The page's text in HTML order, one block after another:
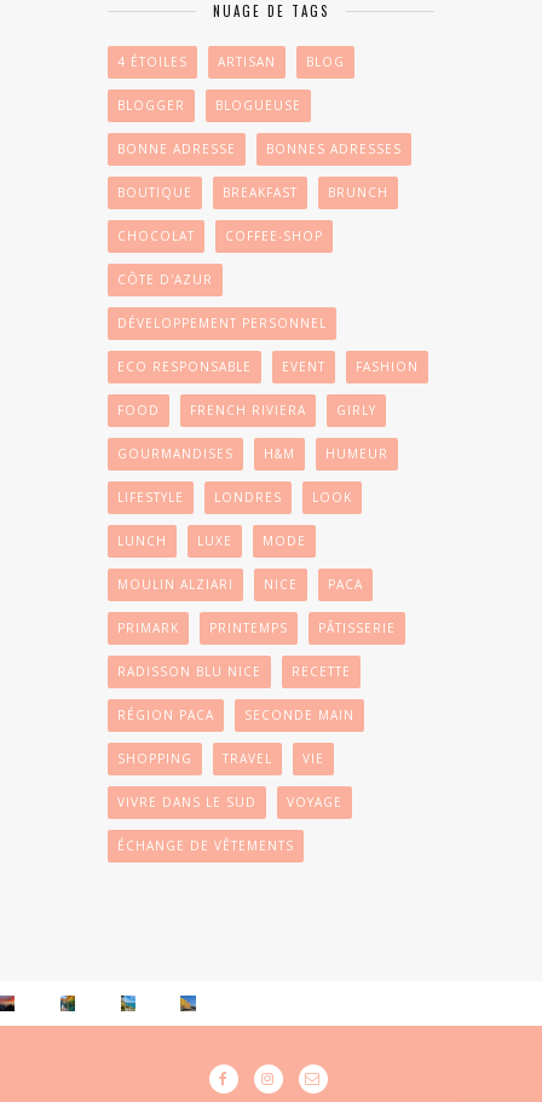
NUAGE DE TAGS
4 ÉTOILES ARTISAN BLOG
BLOGGER BLOGUEUSE
BONNE ADRESSE BONNES ADRESSES
BOUTIQUE BREAKFAST BRUNCH
CHOCOLAT COFFEE-SHOP
CÔTE D'AZUR
DÉVELOPPEMENT PERSONNEL
ECO RESPONSABLE EVENT FASHION
FOOD FRENCH RIVIERA GIRLY
GOURMANDISES H&M HUMEUR
LIFESTYLE LONDRES LOOK
LUNCH LUXE MODE
MOULIN ALZIARI NICE PACA
PRIMARK PRINTEMPS PÂTISSERIE
RADISSON BLU NICE RECETTE
RÉGION PACA SECONDE MAIN
SHOPPING TRAVEL VIE
VIVRE DANS LE SUD VOYAGE
ÉCHANGE DE VÊTEMENTS